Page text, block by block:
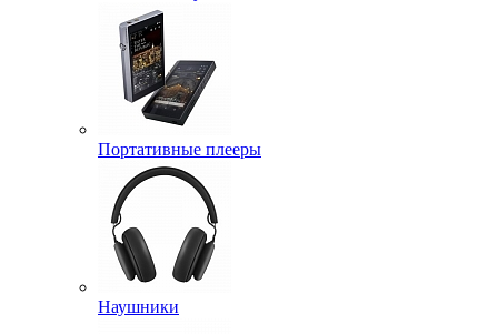
Портативные плееры
Наушники